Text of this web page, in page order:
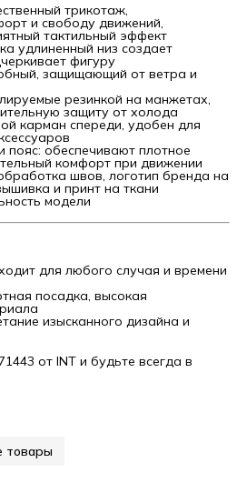
трикотаж,
и свободу движений,
тактильный эффект
удлиненный низ создает
фигуру
защищающий от ветра и
резинкой на манжетах,
защиту от холода
карман спереди, удобен для
пояс: обеспечивают плотное
комфорт при движении
швов, логотип бренда на
и принт на ткани
модели
для любого случая и времени
посадка, высокая
изысканного дизайна и
от INT и будьте всегда в
товары